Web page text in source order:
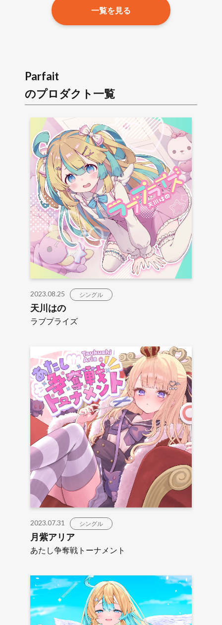
一覧を見る
Parfait
のプロダクト一覧
2023.08.25 シングル
天川はの
ラブプライズ
2023.07.31 シングル
月紫アリア
あたし争奪戦トーナメント